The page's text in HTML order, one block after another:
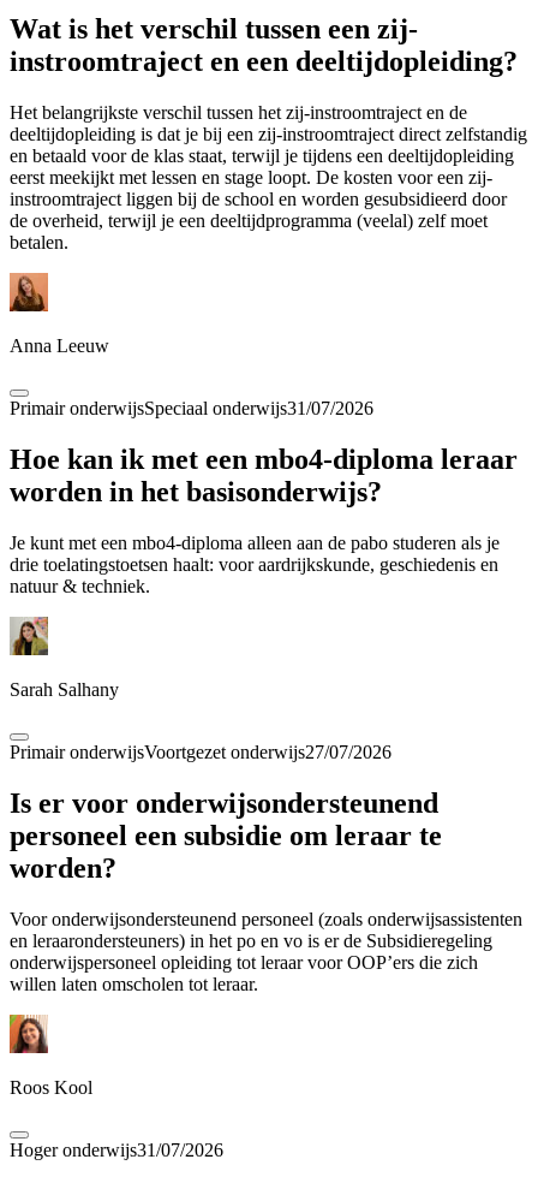
Wat is het verschil tussen een zij-
instroomtraject en een deeltijdopleiding?
Het belangrijkste verschil tussen het zij-instroomtraject en de
deeltijdopleiding is dat je bij een zij-instroomtraject direct zelfstandig
en betaald voor de klas staat, terwijl je tijdens een deeltijdopleiding
eerst meekijkt met lessen en stage loopt. De kosten voor een zij-
instroomtraject liggen bij de school en worden gesubsidieerd door
de overheid, terwijl je een deeltijdprogramma (veelal) zelf moet
betalen.
Anna Leeuw
Primair onderwijsSpeciaal onderwijs31/07/2026
Hoe kan ik met een mbo4-diploma leraar
worden in het basisonderwijs?
Je kunt met een mbo4-diploma alleen aan de pabo studeren als je
drie toelatingstoetsen haalt: voor aardrijkskunde, geschiedenis en
natuur & techniek.
Sarah Salhany
Primair onderwijsVoortgezet onderwijs27/07/2026
Is er voor onderwijsondersteunend
personeel een subsidie om leraar te
worden?
Voor onderwijsondersteunend personeel (zoals onderwijsassistenten
en leraarondersteuners) in het po en vo is er de Subsidieregeling
onderwijspersoneel opleiding tot leraar voor OOP’ers die zich
willen laten omscholen tot leraar.
Roos Kool
Hoger onderwijs31/07/2026